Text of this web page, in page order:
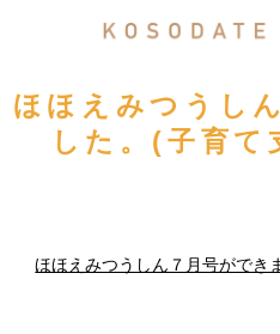
ほほえみつうし
した。(子育て
ほほえみつうしん７月号ができ